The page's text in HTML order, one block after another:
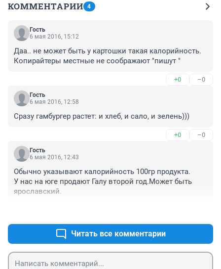
КОММЕНТАРИИ 4
Гость
6 мая 2016, 15:12
Даа.. не может быть у картошки такая калорийность.
Копирайтеры местные не соображают "пишут "
+0 –0
Гость
6 мая 2016, 12:58
Сразу гамбургер растет: и хлеб, и сало, и зелень)))
+0 –0
Гость
6 мая 2016, 12:43
Обычно указывают калорийность 100гр продукта.
У нас на юге продают Галу второй год.Может быть
ярославский.
Читать все комментарии